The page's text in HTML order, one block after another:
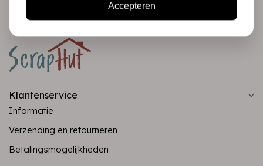
Klantenservice
Informatie
Verzending en retourneren
Betalingsmogelijkheden
Accepteren